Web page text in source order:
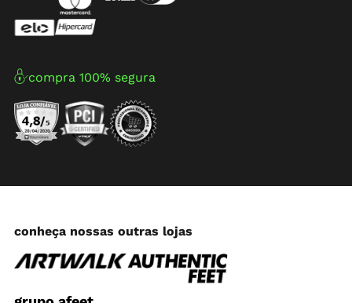
compra 100% segura
conheça nossas outras lojas